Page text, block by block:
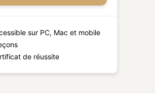
sur PC, Mac et mobile
de réussite